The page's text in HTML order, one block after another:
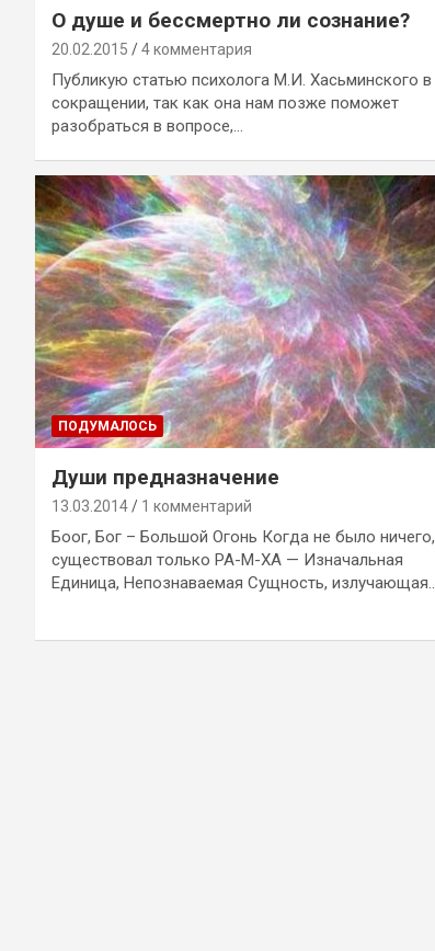
О душе и бессмертно ли сознание?
20.02.2015 4 комментария
Публикую статью психолога М.И. Хасьминского в
сокращении, так как она нам позже поможет
разобраться в вопросе,…
ПОДУМАЛОСЬ
Души предназначение
13.03.2014 1 комментарий
Боог, Бог – Большой Огонь Когда не было ничего,
существовал только РА-М-ХА — Изначальная
Единица, Непознаваемая Сущность, излучающая…